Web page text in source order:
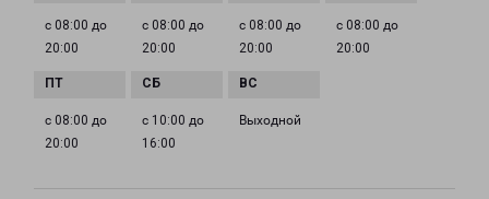
с 08:00 до
20:00
с 08:00 до
20:00
с 08:00 до
20:00
с 08:00 до
20:00
с 08:00 до
20:00
с 10:00 до
16:00
Выходной